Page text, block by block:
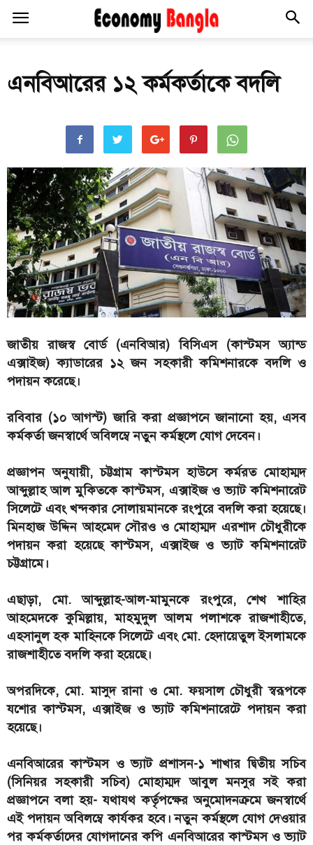
এনবিআরের ১২ কর্মকর্তাকে বদলি
জাতীয় রাজস্ব বোর্ড (এনবিআর) বিসিএস (কাস্টমস অ্যান্ড
এক্সাইজ) ক্যাডারের ১২ জন সহকারী কমিশনারকে বদলি ও
পদায়ন করেছে।
রবিবার (১০ আগস্ট) জারি করা প্রজ্ঞাপনে জানানো হয়, এসব
কর্মকর্তা জনস্বার্থে অবিলম্বে নতুন কর্মস্থলে যোগ দেবেন।
প্রজ্ঞাপন অনুযায়ী, চট্টগ্রাম কাস্টমস হাউসে কর্মরত মোহাম্মদ
আব্দুল্লাহ আল মুকিতকে কাস্টমস, এক্সাইজ ও ভ্যাট কমিশনারেট
সিলেটে এবং খন্দকার সোলায়মানকে রংপুরে বদলি করা হয়েছে।
মিনহাজ উদ্দিন আহমেদ সৌরও ও মোহাম্মদ এরশাদ চৌধুরীকে
পদায়ন করা হয়েছে কাস্টমস, এক্সাইজ ও ভ্যাট কমিশনারেট
চট্টগ্রামে।
এছাড়া, মো. আব্দুল্লাহ-আল-মামুনকে রংপুরে, শেখ শাহির
আহমেদকে কুমিল্লায়, মাহমুদুল আলম পলাশকে রাজশাহীতে,
এহসানুল হক মাহিনকে সিলেটে এবং মো. হেদায়েতুল ইসলামকে
রাজশাহীতে বদলি করা হয়েছে।
অপরদিকে, মো. মাসুদ রানা ও মো. ফয়সাল চৌধুরী স্বরূপকে
যশোর কাস্টমস, এক্সাইজ ও ভ্যাট কমিশনারেটে পদায়ন করা
হয়েছে।
এনবিআরের কাস্টমস ও ভ্যাট প্রশাসন-১ শাখার দ্বিতীয় সচিব
(সিনিয়র সহকারী সচিব) মোহাম্মদ আবুল মনসুর সই করা
প্রজ্ঞাপনে বলা হয়- যথাযথ কর্তৃপক্ষের অনুমোদনক্রমে জনস্বার্থে
এই পদায়ন অবিলম্বে কার্যকর হবে। নতুন কর্মস্থলে যোগ দেওয়ার
পর কর্মকর্তাদের যোগদানের কপি এনবিআরের কাস্টমস ও ভ্যাট